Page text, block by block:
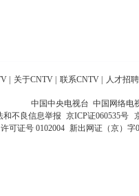
关于CNTV 联系CNTV 人才招聘
中国中央电视台 中国网络电
和不良信息举报 京ICP证060535号
可证号 0102004 新出网证（京）